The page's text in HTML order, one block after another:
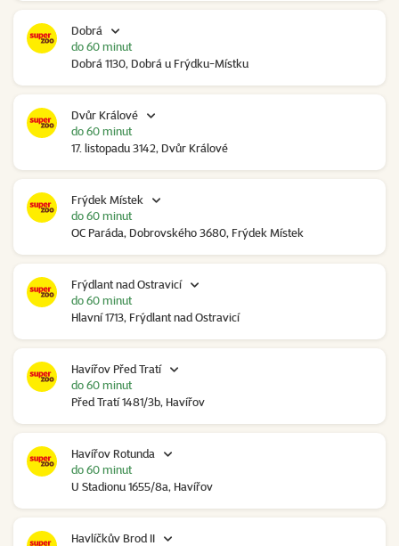
Dobrá
Dobrá 1130, Dobrá u Frýdku-Místku
do 60 minut
Dvůr Králové
17. listopadu 3142, Dvůr Králové
do 60 minut
Frýdek Místek
OC Paráda, Dobrovského 3680, Frýdek Místek
do 60 minut
Frýdlant nad Ostravicí
Hlavní 1713, Frýdlant nad Ostravicí
do 60 minut
Havířov Před Tratí
Před Tratí 1481/3b, Havířov
do 60 minut
Havířov Rotunda
U Stadionu 1655/8a, Havířov
do 60 minut
Havlíčkův Brod II